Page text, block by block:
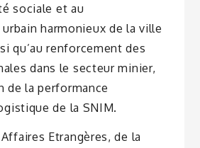
sociale et au
harmonieux de la ville
qu’au renforcement des
dans le secteur minier,
de la performance
de la SNIM.
Etrangères, de la